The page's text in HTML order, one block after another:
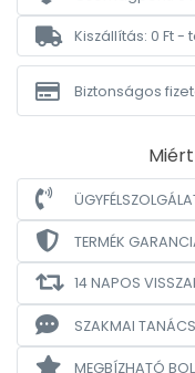
Kiszállítás: 0 Ft -
Biztonságos
TERMÉK
14 NAPOS
SZAKMAI
MEGBÍZHATÓ